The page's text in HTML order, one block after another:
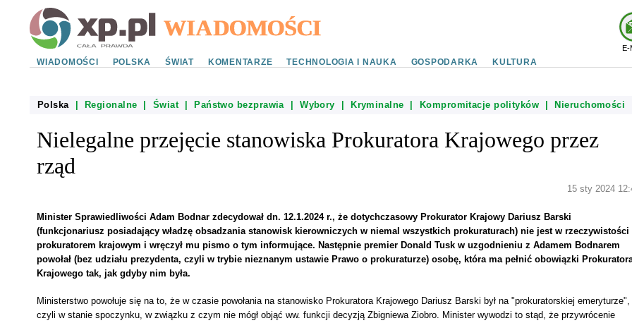
E-
WIADOMOŚCI POLSKA ŚWIAT KOMENTARZE TECHNOLOGIA I NAUKA GOSPODARKA KULTURA
Polska| Regionalne Świat| Państwo bezprawia|Wybory Kryminalne Kompromitacje polityków Nieruchomości
Nielegalne przejęcie stanowiska Prokuratora Krajowego przez
rząd
15 sty 2024
Minister Sprawiedliwości Adam Bodnar zdecydował dn. 12.1.2024 r., że dotychczasowy Prokurator Krajowy Dariusz Barski
(funkcjonariusz posiadający władzę obsadzania stanowisk kierowniczych w niemal wszystkich prokuraturach) nie jest w rzeczywistości
prokuratorem krajowym i wręczył mu pismo o tym informujące. Następnie premier Donald Tusk w uzgodnieniu z Adamem Bodnarem
powołał (bez udziału prezydenta, czyli w trybie nieznanym ustawie Prawo o prokuraturze) osobę, która ma pełnić obowiązki
Krajowego tak, jak gdyby nim była.
Ministerstwo powołuje się na to, że w czasie powołania na stanowisko Prokuratora Krajowego Dariusz Barski był na "prokuratorskiej emeryturze",
czyli w stanie spoczynku, w związku z czym nie mógł objąć ww. funkcji decyzją Zbigniewa Ziobro. Minister wywodzi to stąd, że przywrócenie